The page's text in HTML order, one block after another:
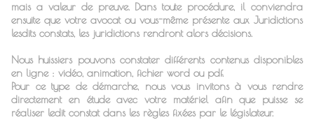
mais a valeur de preuve. Dans toute procédure, il conviendra
ensuite que votre avocat ou vous-même présente aux Juridictions
lesdits constats, les juridictions rendront alors décisions.
Nous huissiers pouvons constater différents contenus disponibles
en ligne : vidéo, animation, fichier word ou pdf.
Pour ce type de démarche, nous vous invitons à vous rendre
directement en étude avec votre matériel afin que puisse se
réaliser ledit constat dans les règles fixées par le législateur.